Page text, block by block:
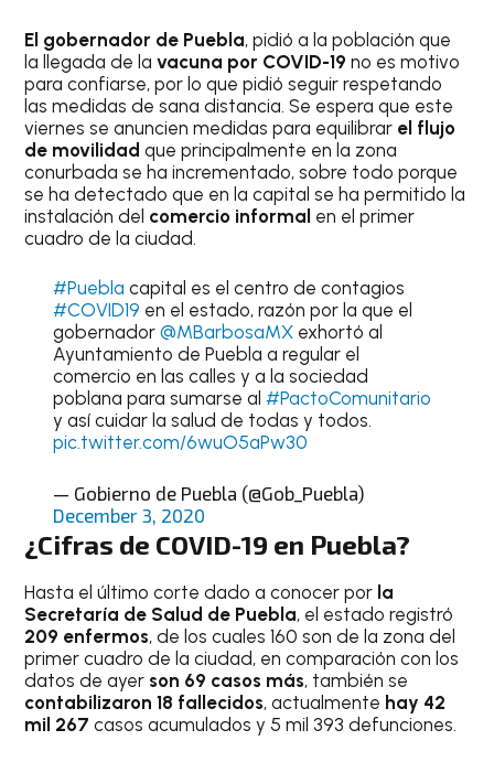
El gobernador de Puebla, pidió a la población que
la llegada de lavacuna por COVID-19 no es motivo
para confiarse, por lo que pidió seguir respetando
las medidas de sana distancia. Se espera que este
viernes se anuncien medidas para equilibrar el flujo
de movilidad que principalmente en la zona
conurbada se ha incrementado, sobre todo porque
se ha detectado que en la capital se ha permitido la
instalación del comercio informal en el primer
cuadro de la ciudad.
#Puebla capital es el centro de contagios
#COVID19 en el estado, razón por la que el
gobernador @MBarbosaMXexhortó al
Ayuntamiento de Puebla a regular el
comercio en las calles y a la sociedad
poblana para sumarse al #PactoComunitario
y así cuidar la salud de todas y todos.
pic.twitter.com/6wuO5aPw30
— Gobierno de Puebla (@Gob_Puebla)
December 3, 2020
¿Cifras de COVID-19 en Puebla?
Hasta el último corte dado a conocer por la
Secretaría de Salud de Puebla, el estado registró
209 enfermos, de los cuales 160 son de la zona del
primer cuadro de la ciudad, en comparación con los
datos de ayer son 69 casos más, también se
contabilizaron 18 fallecidos, actualmente hay 42
mil 267 casos acumulados y 5 mil 393 defunciones.